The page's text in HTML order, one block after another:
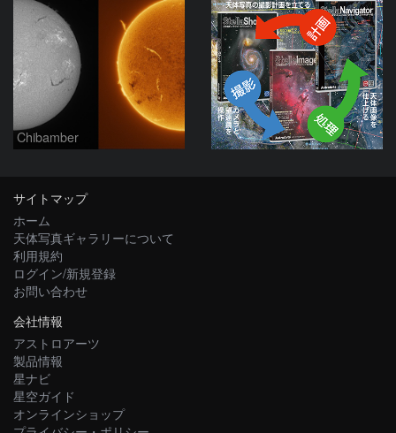
Chibamber
サイトマップ
ホーム
天体写真ギャラリーについて
利用規約
ログイン/新規登録
お問い合わせ
会社情報
アストロアーツ
製品情報
星ナビ
星空ガイド
オンラインショップ